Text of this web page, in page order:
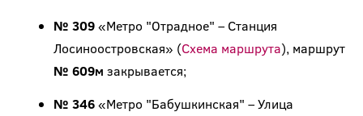
№ 309«Метро "Отрадное" – Станция
Лосиноостровская» (Схема маршрута), маршрут
№ 609м закрывается;
№ 346«Метро "Бабушкинская" – Улица